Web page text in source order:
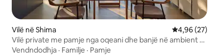
Vilë në Shima Vlerësimi
4,96 (27)
Vilë private me pamje nga oqeani dhe banjë në ambient të
hapur
Vendndodhja · Familje · Pamje